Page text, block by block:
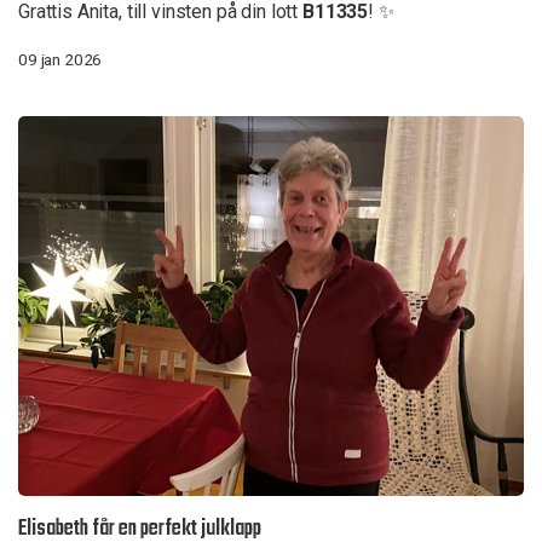
Grattis Anita, till vinsten på din lott B11335! ✨
09 jan 2026
Elisabeth får en perfekt julklapp